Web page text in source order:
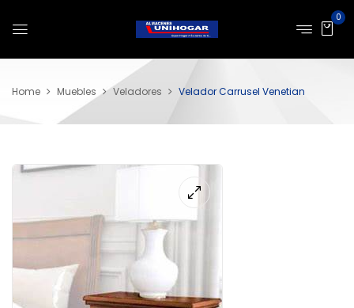
0
Home Muebles Veladores Velador Carrusel Venetian